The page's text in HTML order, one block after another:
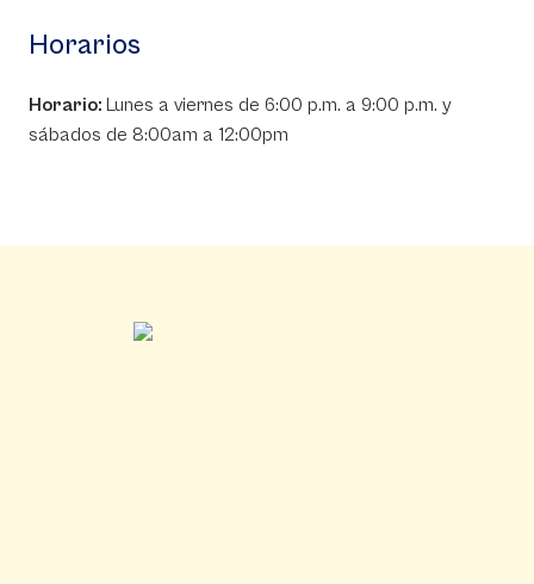
Horarios
Horario: Lunes a viernes de 6:00 p.m. a 9:00 p.m. y
sábados de 8:00am a 12:00pm